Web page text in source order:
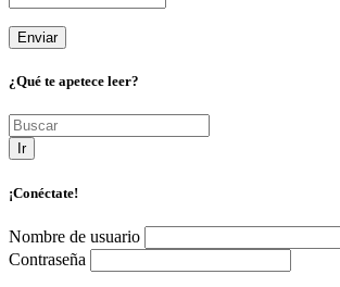
¿Qué te apetece leer?
Ir
¡Conéctate!
Nombre de usuario
Contraseña